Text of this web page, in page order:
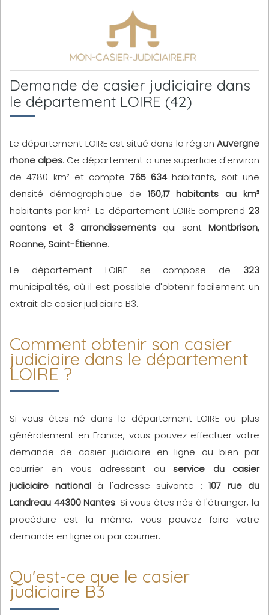
Demande de casier judiciaire dans
le département LOIRE (42)
Le département LOIRE est situé dans la région Auvergne
rhone alpes. Ce département a une superficie d'environ
de 4780 km² et compte 765 634habitants, soit une
densité démographique de 160,17 habitants au km²
habitants par km². Le département LOIRE comprend 23
cantons et 3 arrondissements qui sont Montbrison,
Roanne, Saint-Étienne.
Le département LOIRE se compose de 323
municipalités, où il est possible d'obtenir facilement un
extrait de casier judiciaire B3.
Comment obtenir son casier
judiciaire dans le département
LOIRE ?
Si vous êtes né dans le département LOIRE ou plus
généralement en France, vous pouvez effectuer votre
demande de casier judiciaire en ligne ou bien par
courrier en vous adressant auservice du casier
judiciaire nationalà l'adresse suivante : 107 rue du
Landreau 44300 Nantes. Si vous êtes nés à l'étranger, la
procédure est la même, vous pouvez faire votre
demande en ligne ou par courrier.
Qu'est-ce que le casier
judiciaire B3